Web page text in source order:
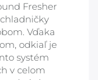
Fresher
Vďaka
odkiaľ je
systém
v celom